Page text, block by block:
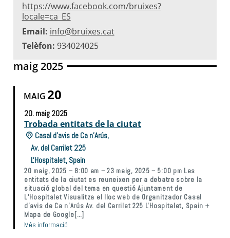
https://www.facebook.com/bruixes?
locale=ca_ES
Email: info@bruixes.cat
Telèfon: 934024025
maig 2025
MAIG 20
20. maig 2025
Trobada entitats de la ciutat
Casal d’avis de Ca n’Arús,
Av. del Carrilet 225
L'Hospitalet, Spain
20 maig, 2025 – 8:00 am – 23 maig, 2025 – 5:00 pm Les
entitats de la ciutat es reuneixen per a debatre sobre la
situació global del tema en questió Ajuntament de
L’Hospitalet Visualitza el lloc web de Organitzador Casal
d’avis de Ca n’Arús Av. del Carrilet 225 L'Hospitalet, Spain +
Mapa de Google[…]
Més informació